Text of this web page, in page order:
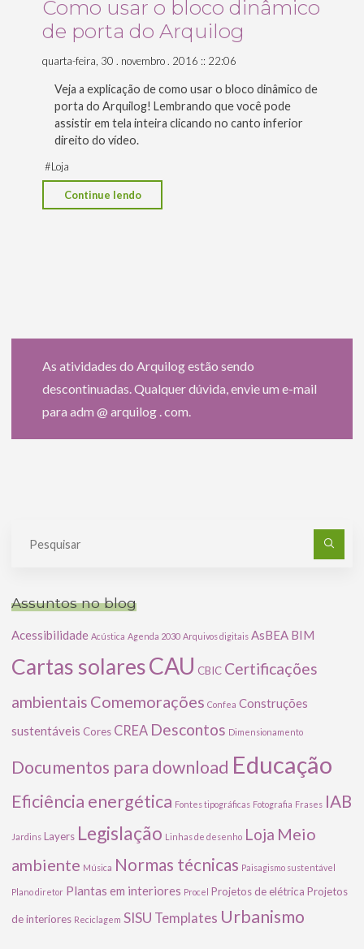
projetos
de
no
AutoCAD?"
Como usar o bloco dinâmico
de porta do Arquilog
quarta-feira, 30 . novembro . 2016 :: 22:06
Veja a explicação de como usar o bloco dinâmico de
porta do Arquilog! Lembrando que você pode
assistir em tela inteira clicando no canto inferior
direito do vídeo.
#Loja
Continue lendo
usar
do
As atividades do Arquilog estão sendo
descontinuadas. Qualquer dúvida, envie um e-mail
para adm @ arquilog . com.
Assuntos no blog
Acessibilidade Acústica Agenda 2030 Arquivos digitais AsBEA BIM
Cartas solaresCAU CBIC Certificações
ambientais Comemorações Confea Construções
sustentáveis Cores CREA Descontos Dimensionamento
Documentos para download Educação
Eficiência energética Fontes tipográficas Fotografia Frases IAB
Jardins Layers Legislação Linhas de desenho Loja Meio
ambiente Música Normas técnicas Paisagismo sustentável
Plano diretor Plantas em interiores Procel Projetos de elétrica Projetos
de interiores Reciclagem SISU Templates Urbanismo